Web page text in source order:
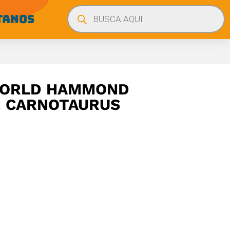
Búsqueda
de
productos
HAMMOND